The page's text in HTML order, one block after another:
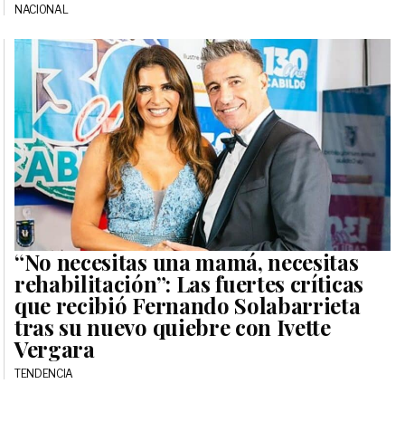
NACIONAL
“No necesitas una mamá, necesitas
rehabilitación”: Las fuertes críticas
que recibió Fernando Solabarrieta
tras su nuevo quiebre con Ivette
Vergara
TENDENCIA